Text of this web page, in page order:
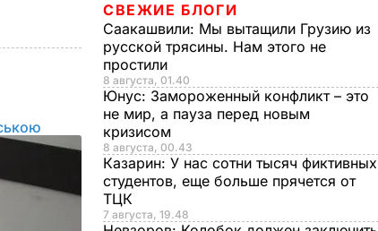
СВЕЖИЕ БЛОГИ
Саакашвили: Мы вытащили Грузию из
русской трясины. Нам этого не
простили
8 августа, 01.40
Юнус: Замороженный конфликт – это
не мир, а пауза перед новым
кризисом
8 августа, 00.43
Казарин: У нас сотни тысяч фиктивных
студентов, еще больше прячется от
ТЦК
7 августа, 19.48